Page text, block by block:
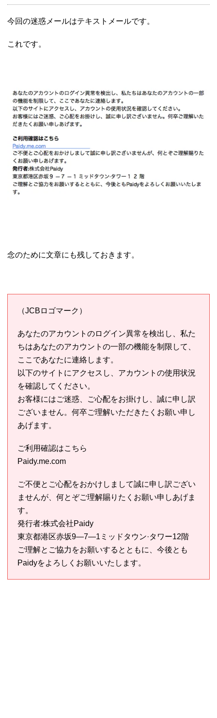
今回の迷惑メールはテキストメールです。
これです。
念のために文章にも残しておきます。
（JCBロゴマーク）
あなたのアカウントのログイン異常を検出し、私た
ちはあなたのアカウントの一部の機能を制限して、
ここであなたに連絡します。
以下のサイトにアクセスし、アカウントの使用状況
を確認してください。
お客様にはご迷惑、ご心配をお掛けし、誠に申し訳
ございません。何卒ご理解いただきたくお願い申し
あげます。
ご利用確認はこちら
Paidy.me.com
ご不便とご心配をおかけしまして誠に申し訳ござい
ませんが、何とぞご理解賜りたくお願い申しあげま
す。
発行者:株式会社Paidy
東京都港区赤坂9—7—1ミッドタウン·タワー12階
ご理解とご協力をお願いするとともに、今後とも
Paidyをよろしくお願いいたします。